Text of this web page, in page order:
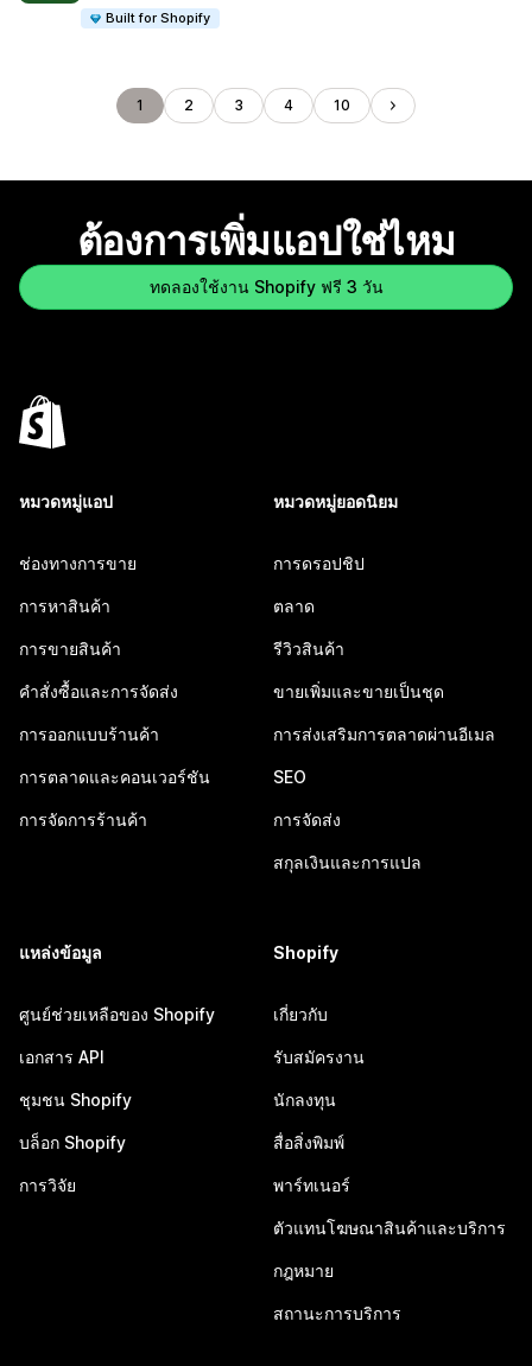
Built for Shopify
1 2 3 4 10
ต้องการเพิ่มแอปใช่ไหม
ทดลองใช้งาน Shopify ฟรี 3 วัน
หมวดหมู่แอป
ช่องทางการขาย
การหาสินค้า
การขายสินค้า
คำสั่งซื้อและการจัดส่ง
การออกแบบร้านค้า
การตลาดและคอนเวอร์ชัน
การจัดการร้านค้า
หมวดหมู่ยอดนิยม
การดรอปชิป
ตลาด
รีวิวสินค้า
ขายเพิ่มและขายเป็นชุด
การส่งเสริมการตลาดผ่านอีเมล
SEO
การจัดส่ง
สกุลเงินและการแปล
แหล่งข้อมูล
ศูนย์ช่วยเหลือของ Shopify
เอกสาร API
ชุมชน Shopify
บล็อก Shopify
การวิจัย
Shopify
เกี่ยวกับ
รับสมัครงาน
นักลงทุน
สื่อสิ่งพิมพ์
พาร์ทเนอร์
ตัวแทนโฆษณาสินค้าและบริการ
กฎหมาย
สถานะการบริการ